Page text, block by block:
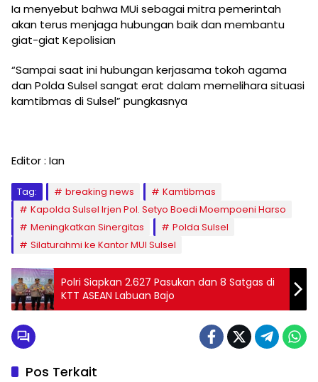
Ia menyebut bahwa MUi sebagai mitra pemerintah
akan terus menjaga hubungan baik dan membantu
giat-giat Kepolisian
“Sampai saat ini hubungan kerjasama tokoh agama
dan Polda Sulsel sangat erat dalam memelihara situasi
kamtibmas di Sulsel” pungkasnya
Editor : Ian
Tag: breaking news
Kamtibmas
Kapolda Sulsel Irjen Pol. Setyo Boedi Moempoeni Harso
Meningkatkan Sinergitas
Polda Sulsel
Silaturahmi ke Kantor MUI Sulsel
Polri Siapkan 2.627 Pasukan dan 8 Satgas di
KTT ASEAN Labuan Bajo
Pos Terkait